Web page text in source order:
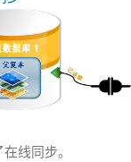
线同步。